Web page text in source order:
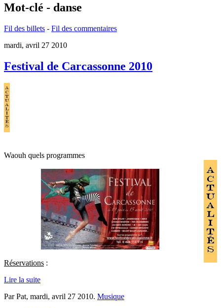
Mot-clé - danse
Fil des billets - Fil des commentaires
mardi, avril 27 2010
Festival de Carcassonne 2010
Waouh quels programmes
Réservations :
Lire la suite
Par Pat, mardi, avril 27 2010. Musique